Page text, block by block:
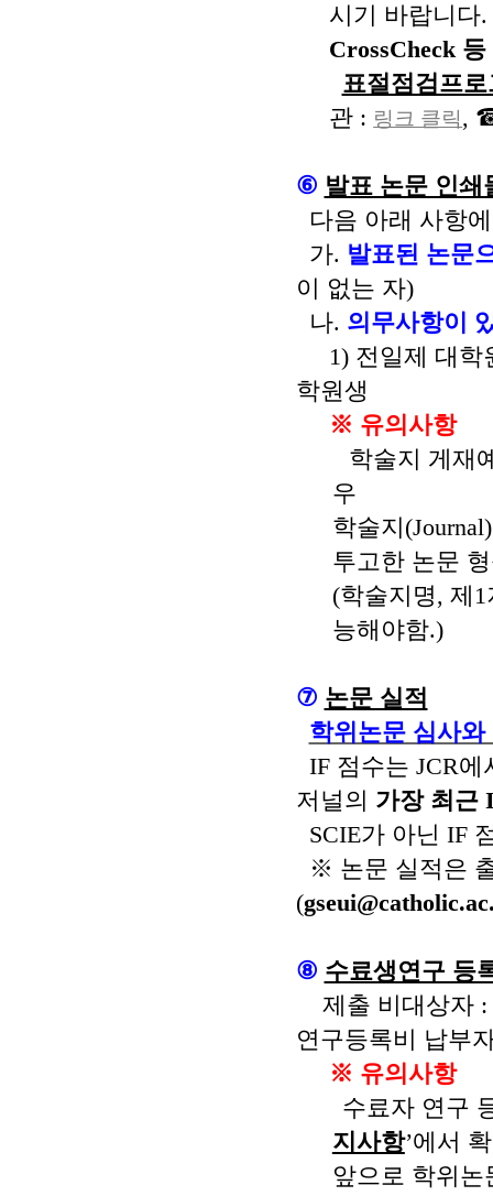
시기 바랍니다
CrossCheck 등
표절점검프로
관 : 링크 클릭,
⑥ 발표 논문 인쇄
다음 아래 사항
가. 발표된 논문
이 없는 자)
나. 의무사항이
1) 전일제 대
학원생
※ 유의사항
학술지 게재
우
학술지(Journal)
투고한 논문
(학술지명, 제 1
능해야함.)
⑦ 논문 실적
학위논문 심사
IF 점수는 JCR에
저널의 가장 최근
SCIE가 아닌 IF
※ 논문 실적은
(
⑧ 수료생연구 등
제출 비대상자 :
연구등록비 납부
※ 유의사항
수료자 연구
지사항’에서
앞으로 학위